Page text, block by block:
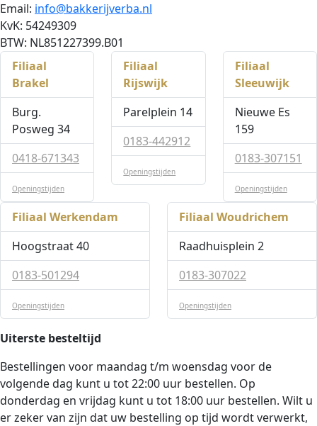
Email: info@bakkerijverba.nl
KvK: 54249309
BTW: NL851227399.B01
Filiaal
Brakel
Burg.
Posweg 34
0418-671343
Openingstijden
Filiaal
Rijswijk
Parelplein 14
0183-442912
Openingstijden
Filiaal
Sleeuwijk
Nieuwe Es
159
0183-307151
Openingstijden
Filiaal Werkendam
Hoogstraat 40
0183-501294
Openingstijden
Filiaal Woudrichem
Raadhuisplein 2
0183-307022
Openingstijden
Uiterste besteltijd
Bestellingen voor maandag t/m woensdag voor de
volgende dag kunt u tot 22:00 uur bestellen. Op
donderdag en vrijdag kunt u tot 18:00 uur bestellen. Wilt u
er zeker van zijn dat uw bestelling op tijd wordt verwerkt,